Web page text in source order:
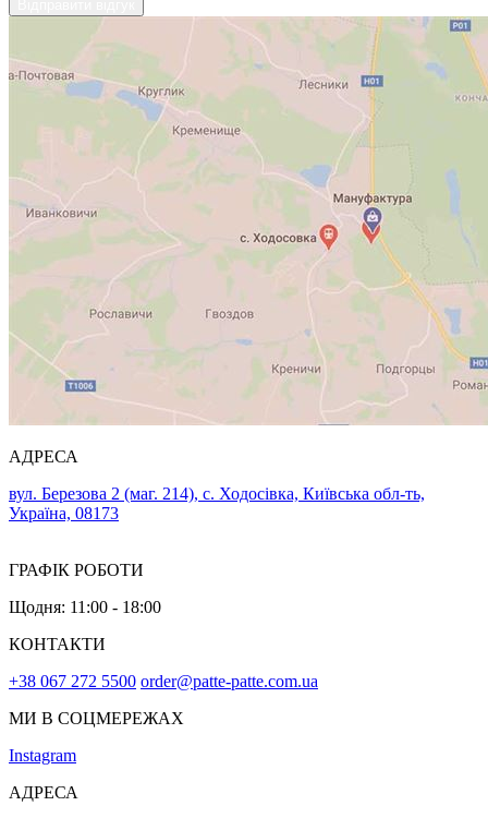
АДРЕСА
вул. Березова 2 (маг. 214), с. Ходосівка, Київська обл-ть,
Україна, 08173
ГРАФІК РОБОТИ
Щодня: 11:00 - 18:00
КОНТАКТИ
+38 067 272 5500 order@patte-patte.com.ua
МИ В СОЦМЕРЕЖАХ
Instagram
АДРЕСА